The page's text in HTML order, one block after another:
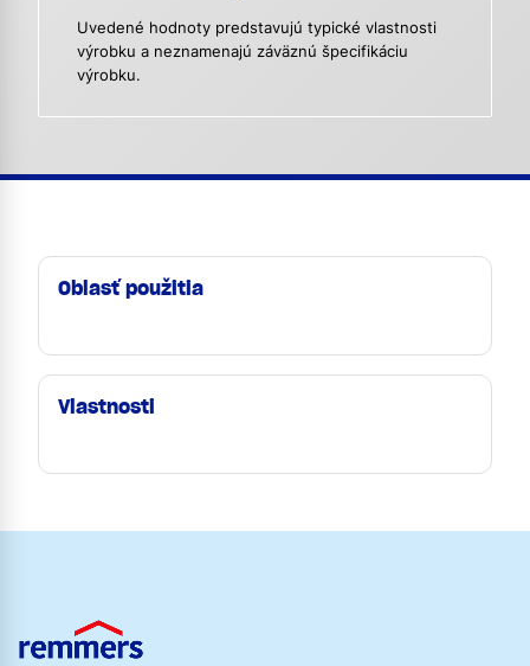
Uvedené hodnoty predstavujú typické vlastnosti
výrobku a neznamenajú záväznú špecifikáciu
výrobku.
Oblasť použitia
Vlastnosti